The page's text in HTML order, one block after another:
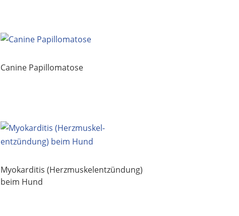
Canine Papillomatose
Myokarditis (Herzmuskel­entzündung)
beim Hund